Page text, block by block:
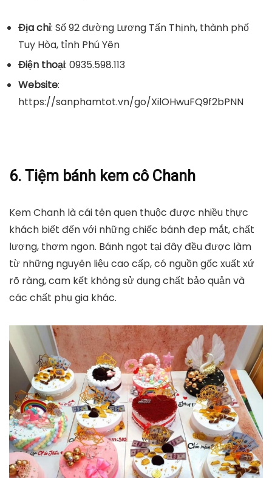
Địa chỉ: Số 92 đường Lương Tấn Thịnh, thành phố
Tuy Hòa, tỉnh Phú Yên
Điện thoại: 0935.598.113
Website:
https://sanphamtot.vn/go/XilOHwuFQ9f2bPNN
6. Tiệm bánh kem cô Chanh
Kem Chanh là cái tên quen thuộc được nhiều thực
khách biết đến với những chiếc bánh đẹp mắt, chất
lượng, thơm ngon. Bánh ngọt tại đây đều được làm
từ những nguyên liệu cao cấp, có nguồn gốc xuất xứ
rõ ràng, cam kết không sử dụng chất bảo quản và
các chất phụ gia khác.